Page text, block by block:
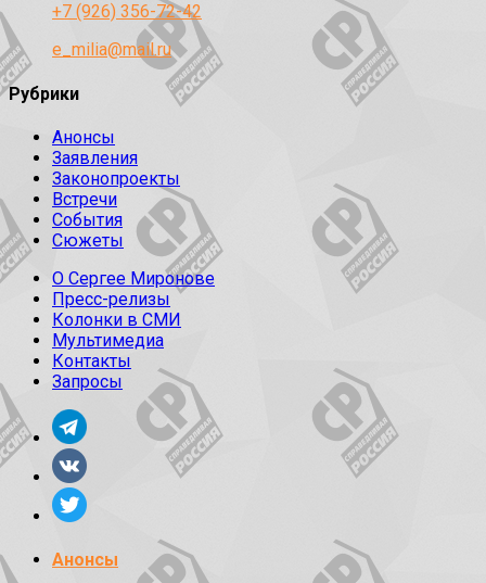
+7 (926) 356-72-42
e_milia@mail.ru
Рубрики
Анонсы
Заявления
Законопроекты
Встречи
События
Сюжеты
О Сергее Миронове
Пресс-релизы
Колонки в СМИ
Мультимедиа
Контакты
Запросы
Анонсы